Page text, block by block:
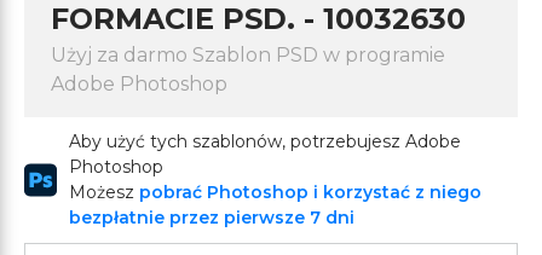
FORMACIE PSD. - 10032630
Użyj za darmo Szablon PSD w programie
Adobe Photoshop
Aby użyć tych szablonów, potrzebujesz Adobe
Photoshop
Możesz pobrać Photoshop i korzystać z niego
bezpłatnie przez pierwsze 7 dni